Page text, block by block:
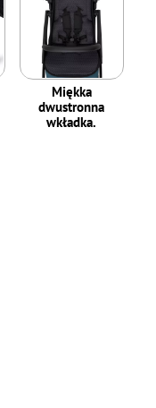
Miękka
dwustronna
wkładka.